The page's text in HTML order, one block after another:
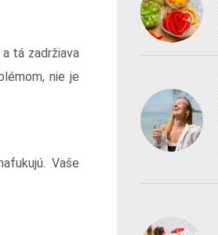
tá zadržiava
nie je
Vaše